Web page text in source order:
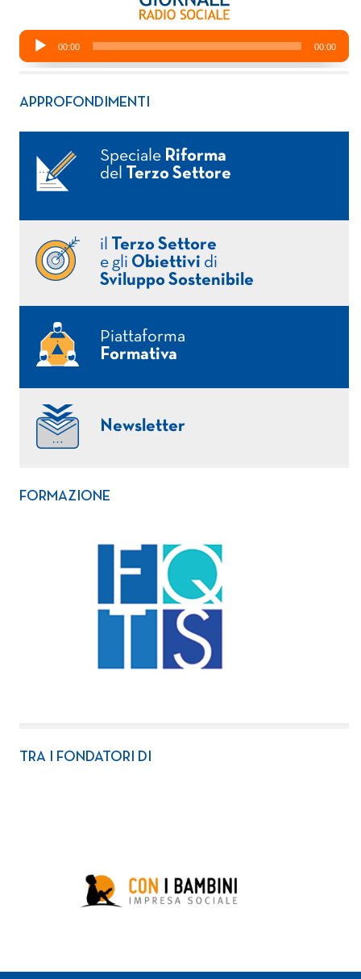
APPROFONDIMENTI
Speciale Riforma
del
Terzo Settore
il
Terzo Settore
e gli Obiettivi di
Sviluppo Sostenibile
Piattaforma
Formativa
Newsletter
FORMAZIONE
TRA I FONDATORI DI